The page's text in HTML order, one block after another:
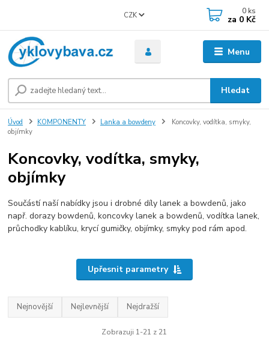
Menu
CZK
Hledat
0 ks
za 0 Kč
Úvod KOMPONENTY Lanka a bowdeny
Koncovky, vodítka, smyky,
objímky
Koncovky, vodítka, smyky,
objímky
Součástí naší nabídky jsou i drobné díly lanek a bowdenů, jako
např. dorazy bowdenů, koncovky lanek a bowdenů, vodítka lanek,
průchodky kablíku, krycí gumičky, objímky, smyky pod rám apod.
Upřesnit parametry
Nejnovější Nejlevnější Nejdražší
Zobrazuji 1-21 z 21